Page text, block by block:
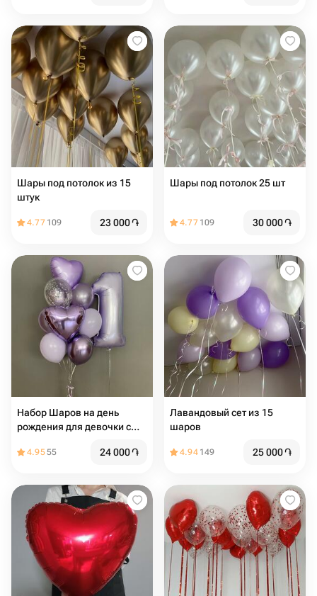
Шары под потолок из 15
штук
4.77 109 23 000֏
Шары под потолок 25 шт
4.77 109 30 000֏
Набор Шаров на день
рождения для девочки с
4.9555 24 000֏
Лавандовый сет из 15
шаров
4.94 149 25 000֏